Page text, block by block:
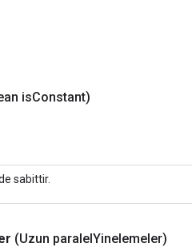
isConstant)
sabittir.
(Uzun paralelYinelemeler)